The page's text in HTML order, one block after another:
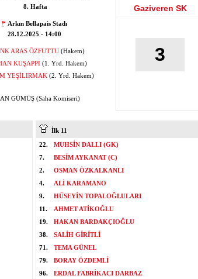
8. Hafta
Arkın Bellapais Stadı
28.12.2025 - 14:00
ARAS ÖZFUTTU(Hakem)
KUŞAPPİ (1. Yrd. Hakem)
YEŞİLIRMAK(2. Yrd. Hakem)
GÜMÜŞ (Saha Komiseri)
Gaziveren SK
3
İlk 11
22.
MUHSİN DALLI (GK)
7.
BESİM AYKANAT (C)
2.
OSMAN ÖZKALKANLI
4.
ALİ KARAMANO
9.
HÜSEYİN TOPALOĞLULARI
11.
AHMET ATİKOĞLU
19.
HAKAN BARDAKÇIOĞLU
38.
SALİH GİRİTLİ
71.
TEMA GÜNEL
79.
BORAY ÖZDEMLİ
96.
ERDAL FABRİKACI DARBAZ